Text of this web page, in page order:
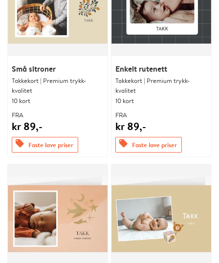
Små sitroner
Takkekort | Premium trykk-
kvalitet
10 kort
FRA
kr 89,-
offers Faste lave priser
Enkelt rutenett
Takkekort | Premium trykk-
kvalitet
10 kort
FRA
kr 89,-
offers Faste lave priser